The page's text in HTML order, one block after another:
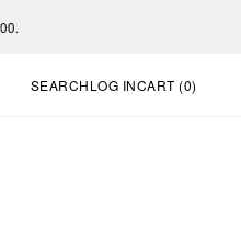
SEARCHLOG INCART (0)